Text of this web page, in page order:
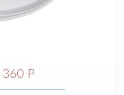
360 Р